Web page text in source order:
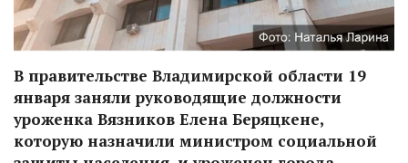
В правительстве Владимирской области 19
января заняли руководящие должности
уроженка Вязников Елена Беряцкене,
которую назначили министром социальной